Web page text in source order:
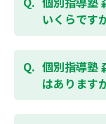
いくらです
お子様の学
で、以下よ
導塾 森塾の
ださい。自
個別指導塾
はあります
通常期には